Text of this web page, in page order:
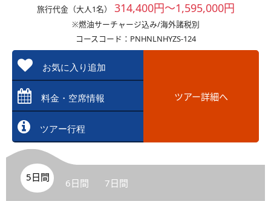
旅行代金（大人1名） 314,400円～1,595,000円
※燃油サーチャージ込み/海外諸税別
コースコード：PNHNLNHYZS-124
お気に入り追加
料金・空席情報
ツアー行程
ツアー詳細へ
5日間 6日間 7日間